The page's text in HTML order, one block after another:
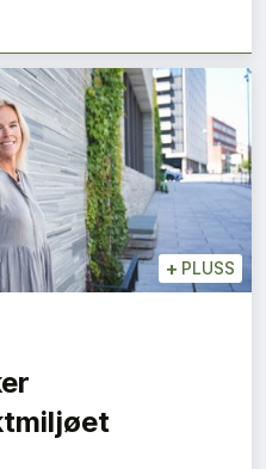
+ PLUSS